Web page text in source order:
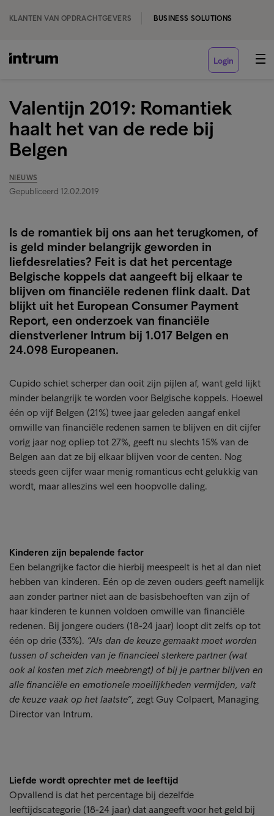
KLANTEN VAN OPDRACHTGEVERS BUSINESS SOLUTIONS
Login
Valentijn 2019: Romantiek
haalt het van de rede bij
Belgen
NIEUWS
Gepubliceerd 12.02.2019
Is de romantiek bij ons aan het terugkomen, of
is geld minder belangrijk geworden in
liefdesrelaties? Feit is dat het percentage
Belgische koppels dat aangeeft bij elkaar te
blijven om financiële redenen flink daalt. Dat
blijkt uit het European Consumer Payment
Report, een onderzoek van financiële
dienstverlener Intrum bij 1.017 Belgen en
24.098 Europeanen.
Cupido schiet scherper dan ooit zijn pijlen af, want geld lijkt
minder belangrijk te worden voor Belgische koppels. Hoewel
één op vijf Belgen (21%) twee jaar geleden aangaf enkel
omwille van financiële redenen samen te blijven en dit cijfer
vorig jaar nog opliep tot 27%, geeft nu slechts 15% van de
Belgen aan dat ze bij elkaar blijven voor de centen. Nog
steeds geen cijfer waar menig romanticus echt gelukkig van
wordt, maar alleszins wel een hoopvolle daling.
Kinderen zijn bepalende factor
Een belangrijke factor die hierbij meespeelt is het al dan niet
hebben van kinderen. Eén op de zeven ouders geeft namelijk
aan zonder partner niet aan de basisbehoeften van zijn of
haar kinderen te kunnen voldoen omwille van financiële
redenen. Bij jongere ouders (18-24 jaar) loopt dit zelfs op tot
één op drie (33%). “Als dan de keuze gemaakt moet worden
tussen of scheiden van je financieel sterkere partner (wat
ook al kosten met zich meebrengt) of bij je partner blijven en
alle financiële en emotionele moeilijkheden vermijden, valt
de keuze vaak op het laatste”, zegt Guy Colpaert, Managing
Director van Intrum.
Liefde wordt oprechter met de leeftijd
Opvallend is dat het percentage bij dezelfde
leeftijdscategorie (18-24 jaar) dat aangeeft voor het geld bij